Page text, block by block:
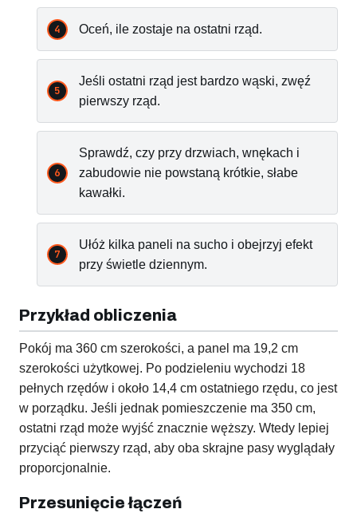
Oceń, ile zostaje na ostatni rząd.
Jeśli ostatni rząd jest bardzo wąski, zwęź
pierwszy rząd.
Sprawdź, czy przy drzwiach, wnękach i
zabudowie nie powstaną krótkie, słabe
kawałki.
Ułóż kilka paneli na sucho i obejrzyj efekt
przy świetle dziennym.
Przykład obliczenia
Pokój ma 360 cm szerokości, a panel ma 19,2 cm
szerokości użytkowej. Po podzieleniu wychodzi 18
pełnych rzędów i około 14,4 cm ostatniego rzędu, co jest
w porządku. Jeśli jednak pomieszczenie ma 350 cm,
ostatni rząd może wyjść znacznie węższy. Wtedy lepiej
przyciąć pierwszy rząd, aby oba skrajne pasy wyglądały
proporcjonalnie.
Przesunięcie łączeń